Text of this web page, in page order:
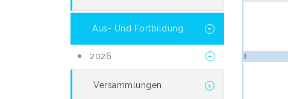
Aus- Und Fortbildung
2026
Versammlungen
3